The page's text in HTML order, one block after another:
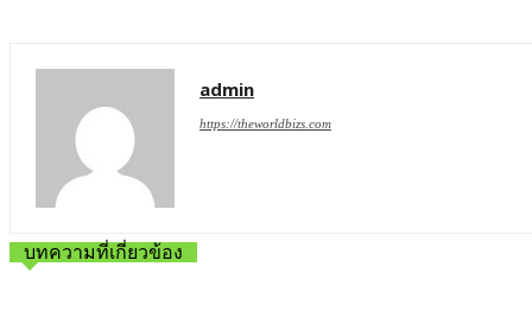
admin
https://theworldbizs.com
บทความที่เกี่ยวข้อง